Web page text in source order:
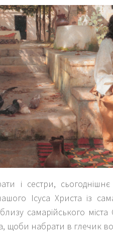
і сестри,
Ісуса Христа із
самарійського
щоби набрати в глечик